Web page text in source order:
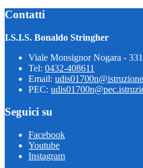
Contatti
I.S.I.S. Bonaldo Stringher
Viale Monsignor Nogara -
Tel: 0432-408611
Email:
PEC:
Seguici su
Facebook
Youtube
Instagram